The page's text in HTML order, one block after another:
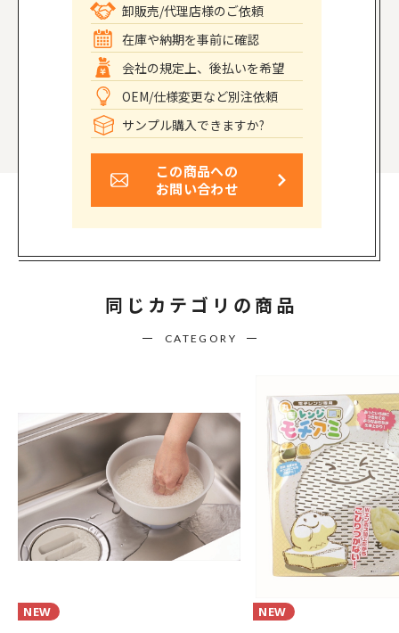
卸販売/代理店様のご依頼
在庫や納期を事前に確認
会社の規定上、後払いを希望
OEM/仕様変更など別注依頼
サンプル購入できますか?
この商品への
お問い合わせ
同じカテゴリの商品
CATEGORY
NEW NEW